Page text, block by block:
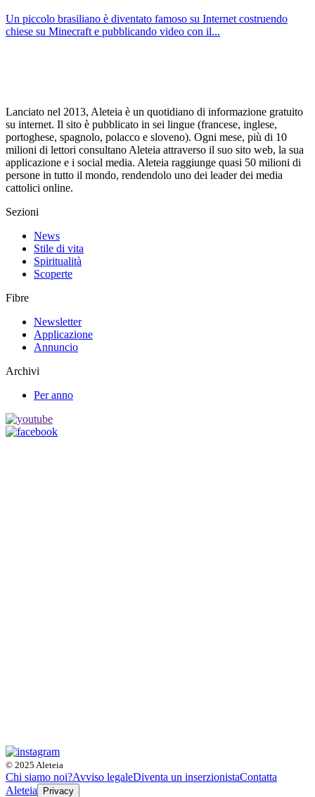
Un piccolo brasiliano è diventato famoso su Internet costruendo
chiese su Minecraft e pubblicando video con il...
Lanciato nel 2013, Aleteia è un quotidiano di informazione gratuito
su internet. Il sito è pubblicato in sei lingue (francese, inglese,
portoghese, spagnolo, polacco e sloveno). Ogni mese, più di 10
milioni di lettori consultano Aleteia attraverso il suo sito web, la sua
applicazione e i social media. Aleteia raggiunge quasi 50 milioni di
persone in tutto il mondo, rendendolo uno dei leader dei media
cattolici online.
Sezioni
News
Stile di vita
Spiritualità
Scoperte
Fibre
Newsletter
Applicazione
Annuncio
Archivi
Per anno
© 2025 Aleteia
Chi siamo noi?Avviso legaleDiventa un inserzionistaContatta
Aleteia
Privacy